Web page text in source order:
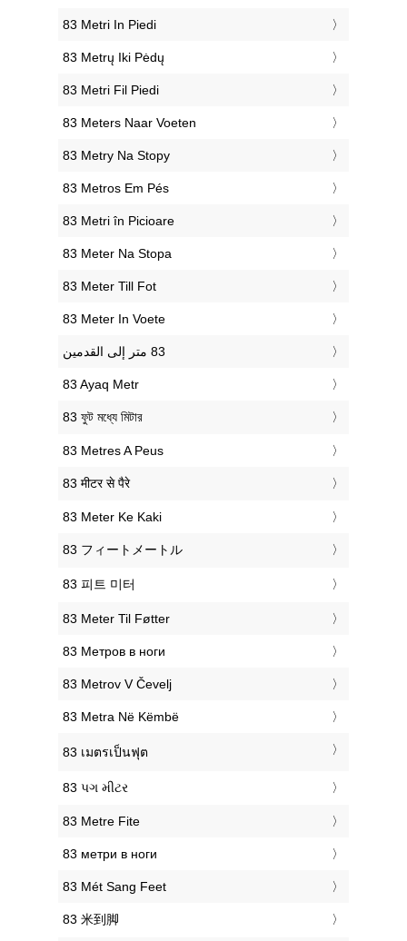
‎83 Metri In Piedi
‎83 Metrų Iki Pėdų
‎83 Metri Fil Piedi
‎83 Meters Naar Voeten
‎83 Metry Na Stopy
‎83 Metros Em Pés
‎83 Metri în Picioare
‎83 Meter Na Stopa
‎83 Meter Till Fot
‎83 Meter In Voete
‎83 Ayaq Metr
‎83 ফুট মধ্যে মিটার
‎83 Metres A Peus
‎83 मीटर से पैरे
‎83 Meter Ke Kaki
‎83 フィートメートル
‎83 피트 미터
‎83 Meter Til Føtter
‎83 Метров в ноги
‎83 Metrov V Čevelj
‎83 Metra Në Këmbë
‎83 เมตรเป็นฟุต
‎83 પગ મીટર
‎83 Metre Fite
‎83 метри в ноги
‎83 Mét Sang Feet
‎83 米到脚